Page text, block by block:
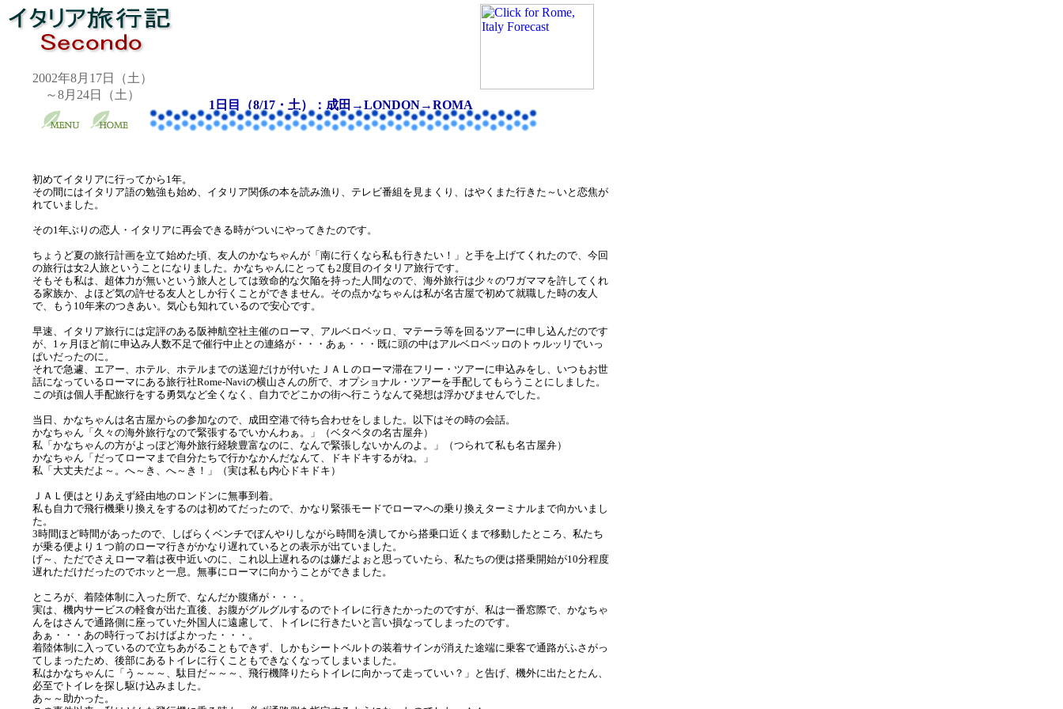
2002年8月17日（土）
～8月24日（土）
1日目（8/17・土）：成田→LONDON→ROMA
初めてイタリアに行ってから1年。
その間にはイタリア語の勉強も始め、イタリア関係の本を読み漁り、テレビ番組を見まくり、はやくまた行きた～いと恋焦が
れていました。
その1年ぶりの恋人・イタリアに再会できる時がついにやってきたのです。
ちょうど夏の旅行計画を立て始めた頃、友人のかなちゃんが「南に行くなら私も行きたい！」と手を上げてくれたので、今回
の旅行は女2人旅ということになりました。かなちゃんにとっても2度目のイタリア旅行です。
そもそも私は、超体力が無いという旅人としては致命的な欠陥を持った人間なので、海外旅行は少々のワガママを許してくれ
る家族か、よほど気の許せる友人としか行くことができません。その点かなちゃんは私が名古屋で初めて就職した時の友人
で、もう10年来のつきあい。気心も知れているので安心です。
早速、イタリア旅行には定評のある阪神航空社主催のローマ、アルベロベッロ、マテーラ等を回るツアーに申し込んだのです
が、1ヶ月ほど前に申込み人数不足で催行中止との連絡が・・・あぁ・・・既に頭の中はアルベロベッロのトゥルッリでいっ
ぱいだったのに。
それで急遽、エアー、ホテル、ホテルまでの送迎だけが付いたＪＡＬのローマ滞在フリー・ツアーに申込みをし、いつもお世
話になっているローマにある旅行社Rome-Naviの横山さんの所で、オプショナル・ツアーを手配してもらうことにしました。
この頃は個人手配旅行をする勇気など全くなく、自力でどこかの街へ行こうなんて発想は浮かびませんでした。
当日、かなちゃんは名古屋からの参加なので、成田空港で待ち合わせをしました。以下はその時の会話。
かなちゃん「久々の海外旅行なので緊張するでいかんわぁ。」（ベタベタの名古屋弁）
私「かなちゃんの方がよっぽど海外旅行経験豊富なのに、なんで緊張しないかんのよ。」（つられて私も名古屋弁）
かなちゃん「だってローマまで自分たちで行かなかんだなんて、ドキドキするがね。」
私「大丈夫だよ～。へ～き、へ～き！」（実は私も内心ドキドキ）
ＪＡＬ便はとりあえず経由地のロンドンに無事到着。
私も自力で飛行機乗り換えをするのは初めてだったので、かなり緊張モードでローマへの乗り換えターミナルまで向かいまし
た。
3時間ほど時間があったので、しばらくベンチでぼんやりしながら時間を潰してから搭乗口近くまで移動したところ、私たち
が乗る便より１つ前のローマ行きがかなり遅れているとの表示が出ていました。
げ～、ただでさえローマ着は夜中近いのに、これ以上遅れるのは嫌だよぉと思っていたら、私たちの便は搭乗開始が10分程度
遅れただけだったのでホッと一息。無事にローマに向かうことができました。
ところが、着陸体制に入った所で、なんだか腹痛が・・・。
実は、機内サービスの軽食が出た直後、お腹がグルグルするのでトイレに行きたかったのですが、私は一番窓際で、かなちゃ
んをはさんで通路側に座っていた外国人に遠慮して、トイレに行きたいと言い損なってしまったのです。
あぁ・・・あの時行っておけばよかった・・・。
着陸体制に入っているので立ちあがることもできず、しかもシートベルトの装着サインが消えた途端に乗客で通路がふさがっ
てしまったため、後部にあるトイレに行くこともできなくなってしまいました。
私はかなちゃんに「う～～～、駄目だ～～～、飛行機降りたらトイレに向かって走っていい？」と告げ、機外に出たとたん、
必至でトイレを探し駆け込みました。
あ～～助かった。